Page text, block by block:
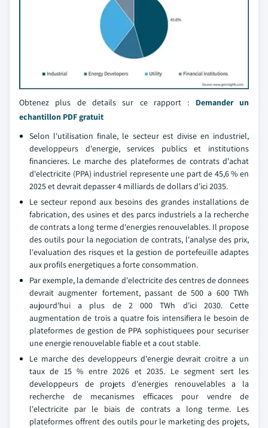
Obtenez plus de details sur ce rapport : Demander un
echantillon PDF gratuit
Selon l'utilisation finale, le secteur est divise en industriel,
developpeurs d'energie, services publics et institutions
financieres. Le marche des plateformes de contrats d'achat
d'electricite (PPA) industriel represente une part de 45,6 % en
2025 et devrait depasser 4 milliards de dollars d'ici 2035.
Le secteur repond aux besoins des grandes installations de
fabrication, des usines et des parcs industriels a la recherche
de contrats a long terme d'energies renouvelables. Il propose
des outils pour la negociation de contrats, l'analyse des prix,
l'evaluation des risques et la gestion de portefeuille adaptes
aux profils energetiques a forte consommation.
Par exemple, la demande d'electricite des centres de donnees
devrait augmenter fortement, passant de 500 a 600 TWh
aujourd'hui a plus de 2 000 TWh d'ici 2030. Cette
augmentation de trois a quatre fois intensifiera le besoin de
plateformes de gestion de PPA sophistiquees pour securiser
une energie renouvelable fiable et a cout stable.
Le marche des developpeurs d'energie devrait croitre a un
taux de 15 % entre 2026 et 2035. Le segment sert les
developpeurs de projets d'energies renouvelables a la
recherche de mecanismes efficaces pour vendre de
l'electricite par le biais de contrats a long terme. Les
plateformes offrent des outils pour le marketing des projets,